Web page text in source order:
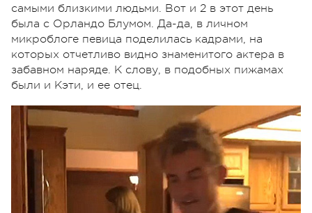
самыми близкими людьми. Вот и 2 в этот день
была с Орландо Блумом. Да-да, в личном
микроблоге певица поделилась кадрами, на
которых отчетливо видно знаменитого актера в
забавном наряде. К слову, в подобных пижамах
были и Кэти, и ее отец.